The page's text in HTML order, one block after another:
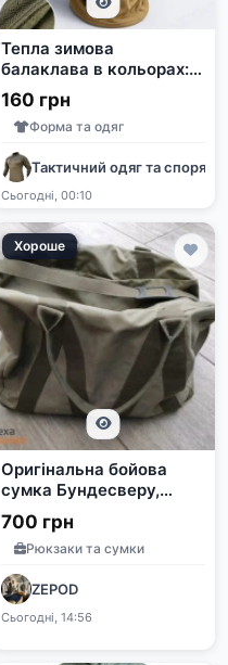
Тепла зимова
балаклава в кольорах:
білий мультикам,
мультикам, олива, койот
160 грн
Форма та одяг
Тактичний одяг та
Сьогодні, 00:10
Хороше
Оригінальна бойова
сумка Бундесверу,
виробник Німеччина
700 грн
Рюкзаки та сумки
ZEPOD
Сьогодні, 14:56